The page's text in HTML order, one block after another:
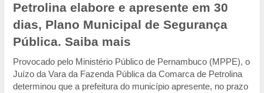
Petrolina elabore e apresente em 30
dias, Plano Municipal de Segurança
Pública. Saiba mais
Provocado pelo Ministério Público de Pernambuco (MPPE), o
Juízo da Vara da Fazenda Pública da Comarca de Petrolina
determinou que a prefeitura do município apresente, no prazo